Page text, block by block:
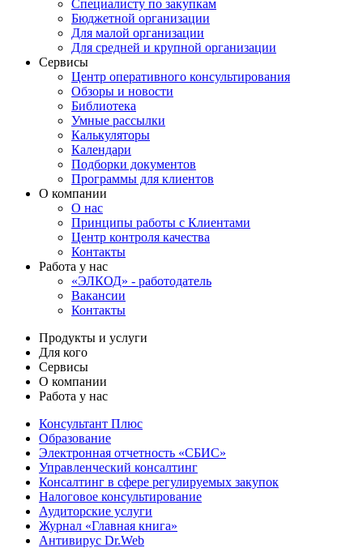
Специалисту по закупкам
Бюджетной организации
Для малой организации
Для средней и крупной организации
Сервисы
Центр оперативного консультирования
Обзоры и новости
Библиотека
Умные рассылки
Калькуляторы
Календари
Подборки документов
Программы для клиентов
О компании
О нас
Принципы работы с Клиентами
Центр контроля качества
Контакты
Работа у нас
«ЭЛКОД» - работодатель
Вакансии
Контакты
Продукты и услуги
Для кого
Сервисы
О компании
Работа у нас
Консультант Плюс
Образование
Электронная отчетность «СБИС»
Управленческий консалтинг
Консалтинг в сфере регулируемых закупок
Налоговое консультирование
Аудиторские услуги
Журнал «Главная книга»
Антивирус Dr.Web